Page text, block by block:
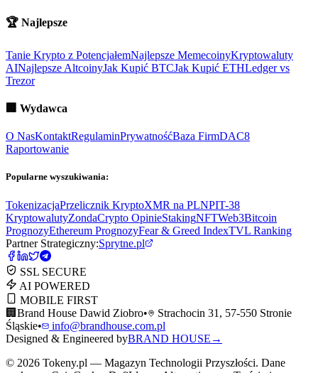
🏆 Najlepsze
Tanie Krypto z PotencjałemNajlepsze MemecoinyKryptowaluty
AINajlepsze AltcoinyJak Kupić BTCJak Kupić ETHLedger vs
Trezor
🏢 Wydawca
O NasKontaktRegulaminPrywatnośćBaza FirmDAC8
Raportowanie
Popularne wyszukiwania:
TokenizacjaPrzelicznik KryptoXMR na PLNPIT-38
KryptowalutyZondaCrypto OpinieStakingNFTWeb3Bitcoin
PrognozyEthereum PrognozyFear & Greed IndexTVL Ranking
Partner Strategiczny:Sprytne.pl
SSL SECURE
AI POWERED
MOBILE FIRST
🏢 Brand House Dawid Ziobro•
Strachocin 31, 57-550 Stronie
Śląskie•
info@brandhouse.com.pl
Designed & Engineered byBRAND HOUSE →
© 2026 Tokeny.pl — Magazyn Technologii Przyszłości. Dane